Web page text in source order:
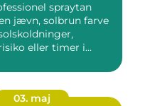
spraytan
jævn, solbrun farve
eller timer i...
03. maj